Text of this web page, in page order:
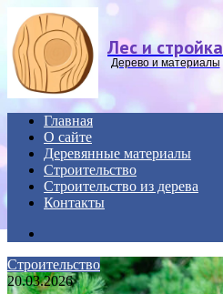
Лес и стройка
Дерево и материалы
Главная
О сайте
Деревянные материалы
Строительство
Строительство из дерева
Контакты
Строительство
20.03.2026